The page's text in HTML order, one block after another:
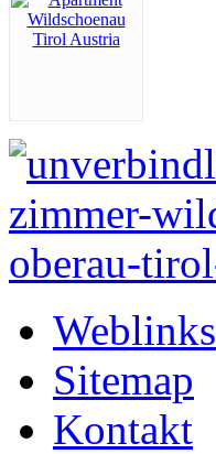
Weblinks
Sitemap
Kontakt